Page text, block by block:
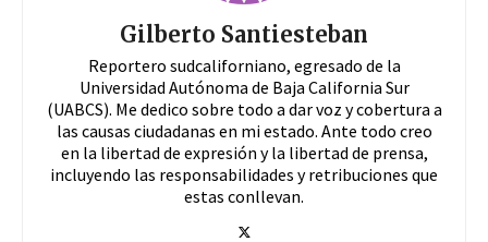
Gilberto Santiesteban
Reportero sudcaliforniano, egresado de la
Universidad Autónoma de Baja California Sur
(UABCS). Me dedico sobre todo a dar voz y cobertura a
las causas ciudadanas en mi estado. Ante todo creo
en la libertad de expresión y la libertad de prensa,
incluyendo las responsabilidades y retribuciones que
estas conllevan.